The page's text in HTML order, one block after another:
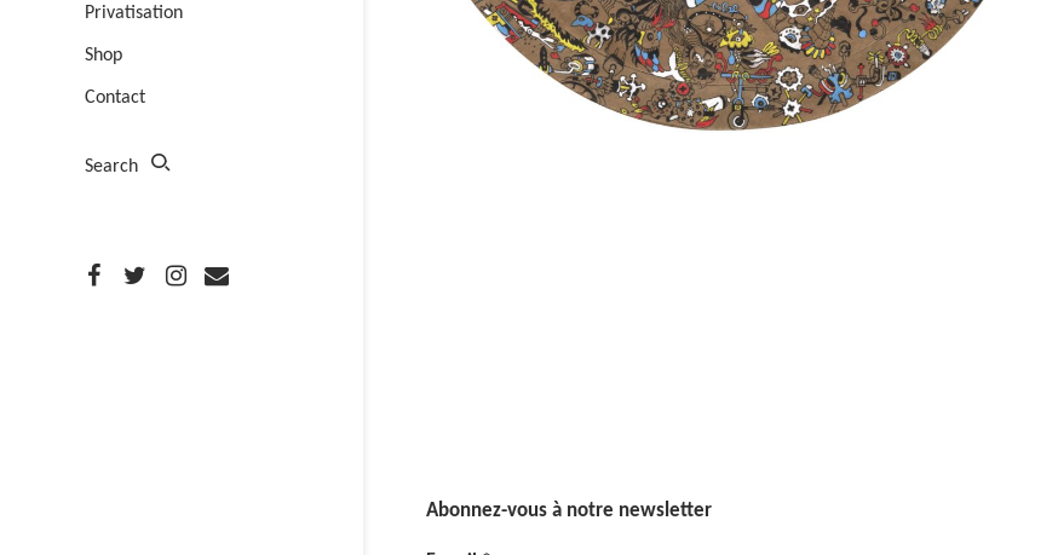
Privatisation
Shop
Contact
Search
Abonnez-vous à notre newsletter